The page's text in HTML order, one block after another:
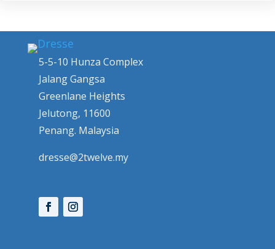
5-5-10 Hunza Complex
Jalang Gangsa
Greenlane Heights
Jelutong, 11600
Penang. Malaysia
dresse@2twelve.my